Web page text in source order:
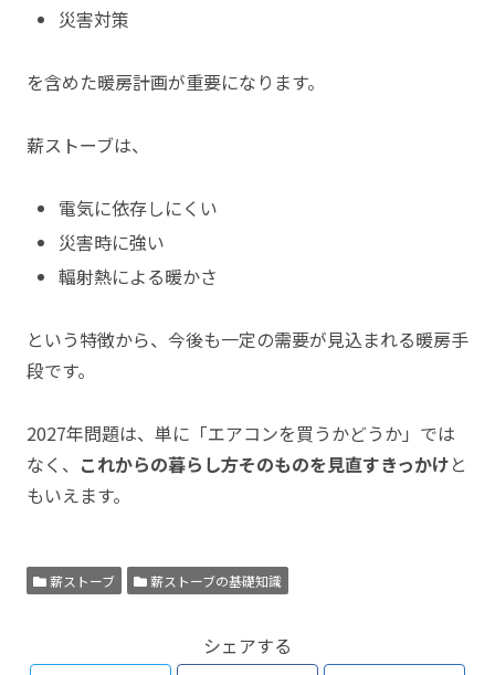
災害対策
を含めた暖房計画が重要になります。
薪ストーブは、
電気に依存しにくい
災害時に強い
輻射熱による暖かさ
という特徴から、今後も一定の需要が見込まれる暖房手
段です。
2027年問題は、単に「エアコンを買うかどうか」では
なく、 これからの暮らし方そのものを見直すきっかけと
もいえます。
薪ストーブ 薪ストーブの基礎知識
シェアする